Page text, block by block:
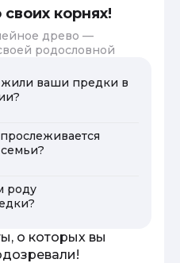
корнях!
древо —
родословной
ваши предки в
роду
о которых вы